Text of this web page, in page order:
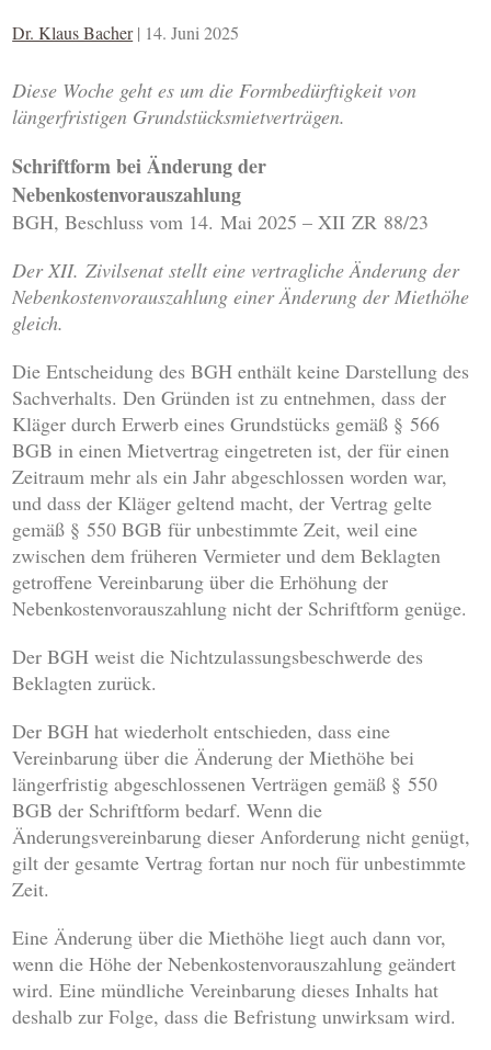
Dr. Klaus Bacher | 14. Juni 2025
Diese Woche geht es um die Formbedürftigkeit von
längerfristigen Grundstücksmietverträgen.
Schriftform bei Änderung der
Nebenkostenvorauszahlung
BGH, Beschluss vom 14. Mai 2025 – XII ZR 88/23
Der XII. Zivilsenat stellt eine vertragliche Änderung der
Nebenkostenvorauszahlung einer Änderung der Miethöhe
gleich.
Die Entscheidung des BGH enthält keine Darstellung des
Sachverhalts. Den Gründen ist zu entnehmen, dass der
Kläger durch Erwerb eines Grundstücks gemäß § 566
BGB in einen Mietvertrag eingetreten ist, der für einen
Zeitraum mehr als ein Jahr abgeschlossen worden war,
und dass der Kläger geltend macht, der Vertrag gelte
gemäß § 550 BGB für unbestimmte Zeit, weil eine
zwischen dem früheren Vermieter und dem Beklagten
getroffene Vereinbarung über die Erhöhung der
Nebenkostenvorauszahlung nicht der Schriftform genüge.
Der BGH weist die Nichtzulassungsbeschwerde des
Beklagten zurück.
Der BGH hat wiederholt entschieden, dass eine
Vereinbarung über die Änderung der Miethöhe bei
längerfristig abgeschlossenen Verträgen gemäß § 550
BGB der Schriftform bedarf. Wenn die
Änderungsvereinbarung dieser Anforderung nicht genügt,
gilt der gesamte Vertrag fortan nur noch für unbestimmte
Zeit.
Eine Änderung über die Miethöhe liegt auch dann vor,
wenn die Höhe der Nebenkostenvorauszahlung geändert
wird. Eine mündliche Vereinbarung dieses Inhalts hat
deshalb zur Folge, dass die Befristung unwirksam wird.